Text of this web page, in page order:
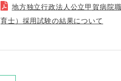
地方独立行政法人公立甲賀病院
育士）採用試験の結果について